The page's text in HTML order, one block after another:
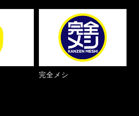
完全メシ